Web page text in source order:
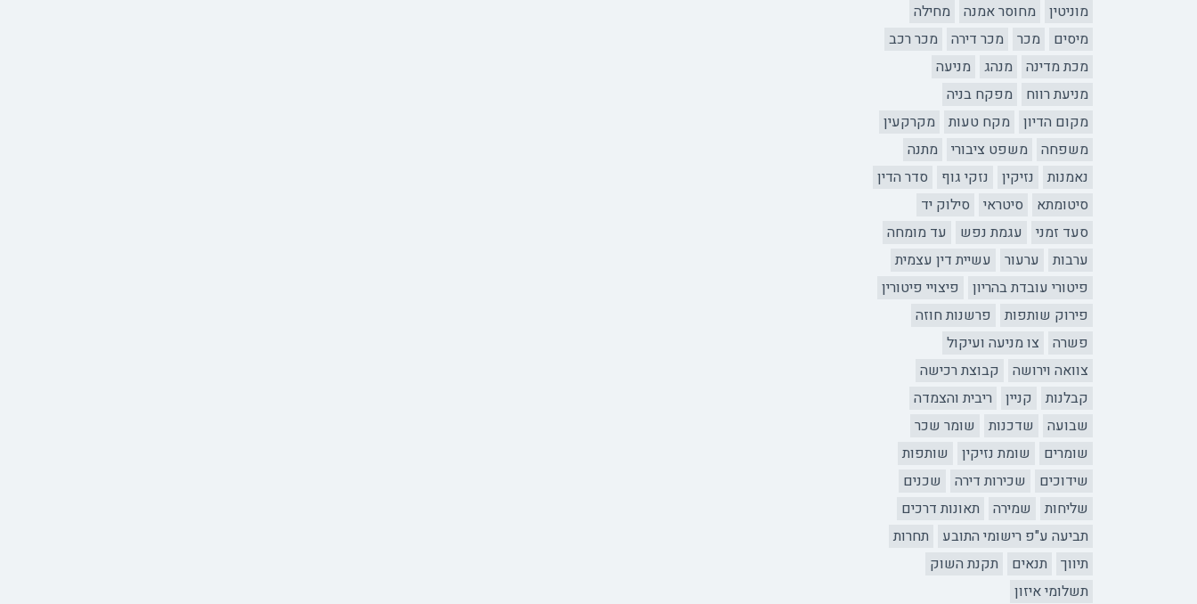
מוניטין
מחוסר אמנה
מחילה
מיסים
מכר מכר דירה
מכר רכב
מכת מדינה
מנהג
מניעה
מניעת רווח
מפקח בניה
מקום הדיון
מקח טעות
מקרקעין
משפחה
משפט ציבורי
מתנה
נאמנות
נזיקין נזקי גוף
סדר הדין
סיטומתא
סיטראי
סילוק יד
סעד זמני
עגמת נפש
עד מומחה
ערבות
ערעור
עשיית דין עצמית
פיטורי עובדת בהריון
פיצויי פיטורין
פירוק שותפות
פרשנות חוזה
פשרה
צו מניעה ועיקול
צוואה וירושה
קבוצת רכישה
קבלנות
קניין
ריבית והצמדה
שבועה
שדכנות
שומר שכר
שומרים
שומת נזיקין
שותפות
שידוכים
שכירות דירה
שכנים
שליחות
שמירה
תאונות דרכים
תביעה ע"פ רישומי התובע
תחרות
תיווך
תנאים
תקנת השוק
תשלומי איזון